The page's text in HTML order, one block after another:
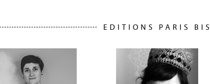
EDITIONS PARIS BIS